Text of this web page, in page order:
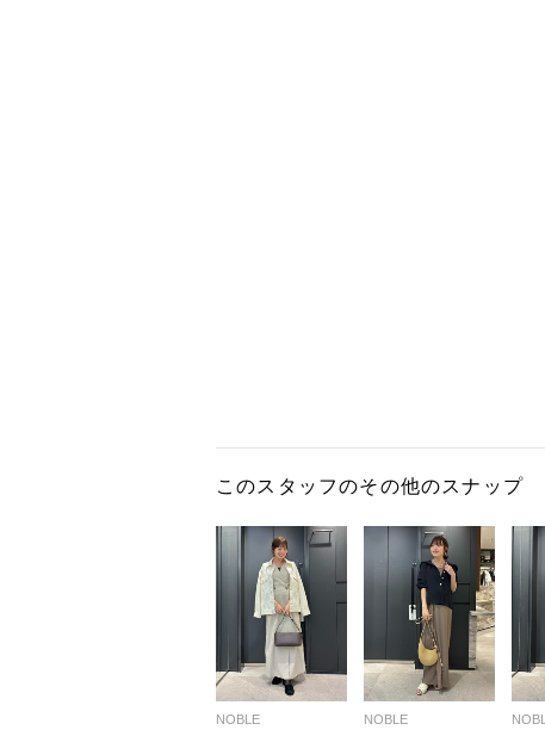
このスタッフのその他のスナップ
NOBLE
NOBLE